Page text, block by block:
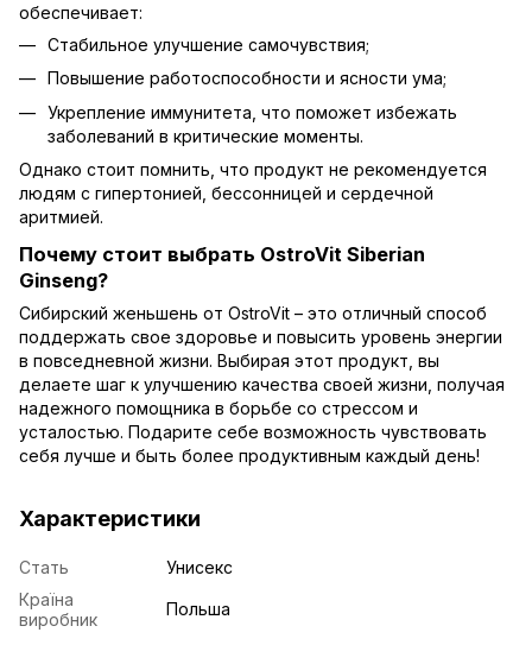
обеспечивает:
Стабильное улучшение самочувствия;
Повышение работоспособности и ясности ума;
Укрепление иммунитета, что поможет избежать
заболеваний в критические моменты.
Однако стоит помнить, что продукт не рекомендуется
людям с гипертонией, бессонницей и сердечной
аритмией.
Почему стоит выбрать OstroVit Siberian
Ginseng?
Сибирский женьшень от OstroVit – это отличный способ
поддержать свое здоровье и повысить уровень энергии
в повседневной жизни. Выбирая этот продукт, вы
делаете шаг к улучшению качества своей жизни, получая
надежного помощника в борьбе со стрессом и
усталостью. Подарите себе возможность чувствовать
себя лучше и быть более продуктивным каждый день!
Характеристики
Стать
Унисекс
Країна
виробник
Польша